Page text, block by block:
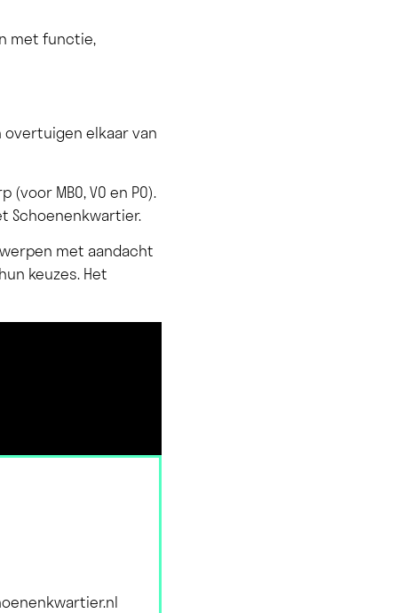
met functie,
overtuigen elkaar van
MBO, VO en PO).
Schoenenkwartier.
met aandacht
keuzes. Het